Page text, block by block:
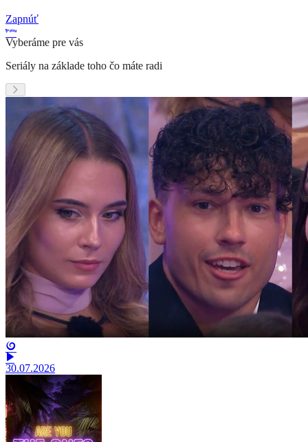
Zapnúť
Vyberáme pre vás
Seriály na základe toho čo máte radi
30.07.2026